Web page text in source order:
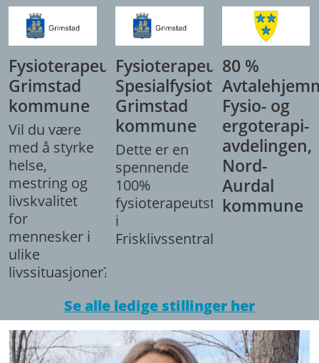
Fysioterapeut,
Grimstad
kommune
Vil du være
med å styrke
helse,
mestring og
livskvalitet
for
mennesker i
ulike
livssituasjoner?
Fysioterapeut/
Spesialfysioterapeut,
Grimstad
kommune
Dette er en
spennende
100%
fysioterapeutstilling
i
Frisklivssentralen.
80 %
Fysio- og
ergoterapi-
avdelingen,
Nord-
Aurdal
kommune
Se alle ledige stillinger her